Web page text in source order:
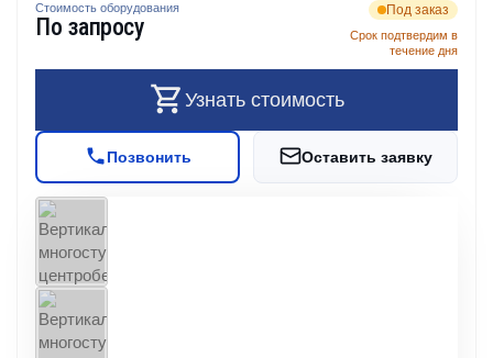
Стоимость оборудования
По запросу
Под заказ
Срок подтвердим в
течение дня
Узнать стоимость
Позвонить Оставить заявку